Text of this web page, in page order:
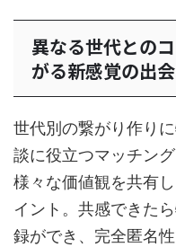
異なる世代との
がる新感覚の出会
世代別の繋がり作り
談に役立つマッチン
様々な価値観を共有
イント。共感できた
録ができ、完全匿名